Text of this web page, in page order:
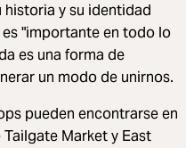
y su identidad
"importante en todo lo
es una forma de
un modo de unirnos.
pueden encontrarse en
Market y East